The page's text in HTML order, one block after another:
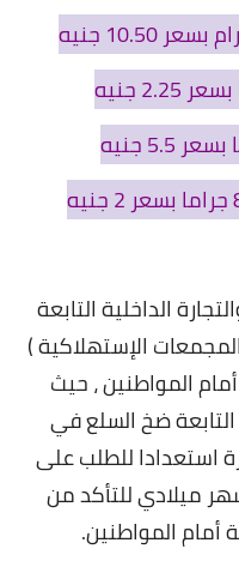
الداخلية التابعة
الإستهلاكية )
المواطنين ، حيث
ضخ السلع في
استعدادا للطلب على
ميلادي للتأكد من
أمام المواطنين.